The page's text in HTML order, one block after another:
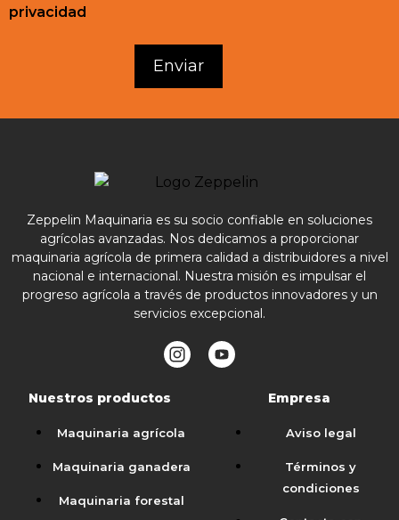
privacidad
Zeppelin Maquinaria es su socio confiable en soluciones
agrícolas avanzadas. Nos dedicamos a proporcionar
maquinaria agrícola de primera calidad a distribuidores a nivel
nacional e internacional. Nuestra misión es impulsar el
progreso agrícola a través de productos innovadores y un
servicios excepcional.
Nuestros productos
Maquinaria agrícola
Maquinaria ganadera
Maquinaria forestal
Empresa
Aviso legal
Términos y
condiciones